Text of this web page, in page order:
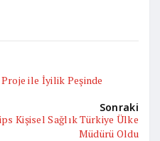
ile İyilik Peşinde
Sonraki
Kişisel Sağlık Türkiye Ülke
Müdürü Oldu